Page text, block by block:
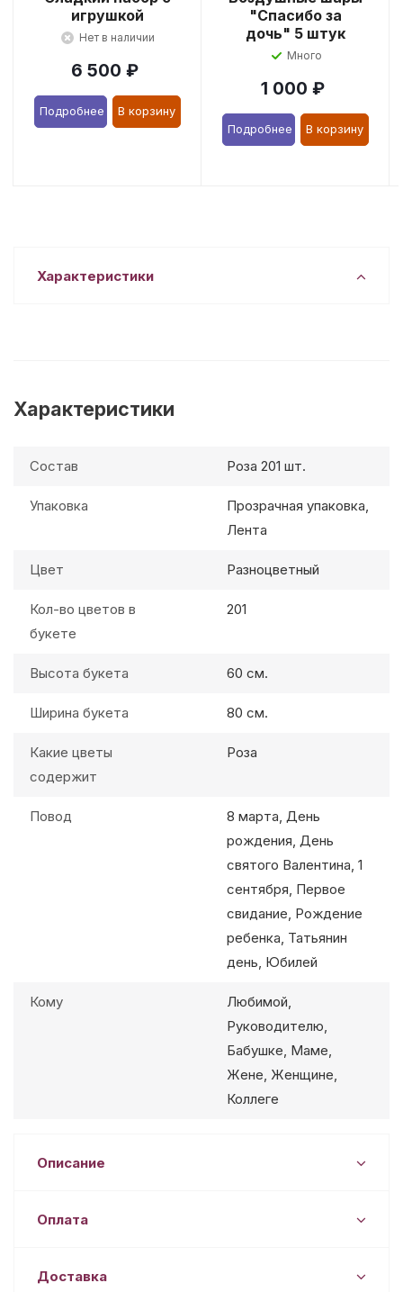
игрушкой
Нет в наличии
6 500 ₽
Подробнее В корзину
"Спасибо за
дочь" 5 штук
Много
1 000 ₽
Подробнее В корзину
Характеристики
Характеристики
Состав Роза 201 шт.
Упаковка
Прозрачная упаковка,
Лента
Цвет Разноцветный
Кол-во цветов в
букете
201
Высота букета 60 см.
Ширина букета 80 см.
Какие цветы
содержит
Роза
Повод
8 марта, День
рождения, День
святого Валентина, 1
сентября, Первое
свидание, Рождение
ребенка, Татьянин
день, Юбилей
Кому
Любимой,
Руководителю,
Бабушке, Маме,
Жене, Женщине,
Коллеге
Описание
Оплата
Доставка